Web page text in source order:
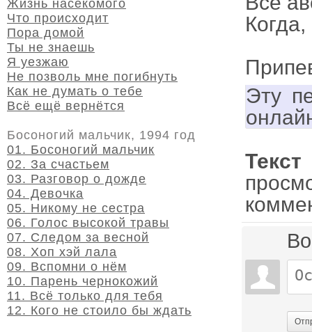
Эту
Жизнь насекомого
Что происходит
Пора домой
Ты не знаешь
Я уезжаю
Не позволь мне погибнуть
Как не думать о тебе
Всё ещё вернётся
Босоногий мальчик, 1994 год
01. Босоногий мальчик
02. За счастьем
03. Разговор о дожде
04. Девочка
05. Никому не сестра
06. Голос высокой травы
07. Следом за весной
08. Хоп хэй лала
09. Вспомни о нём
10. Парень чернокожий
11. Всё только для тебя
12. Кого не стоило бы ждать